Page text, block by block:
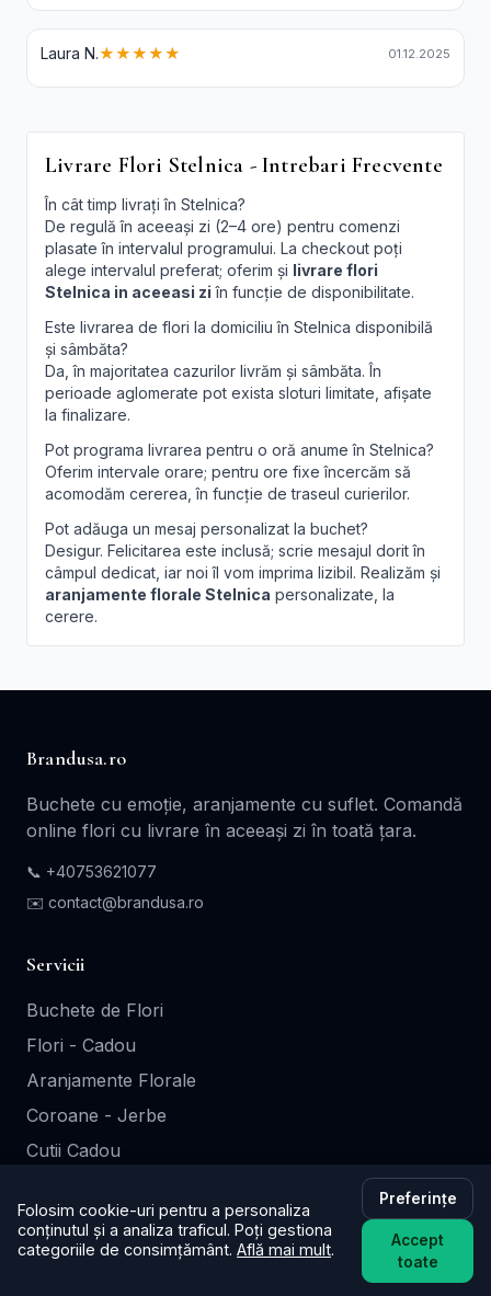
Laura N.★★★★★ 01.12.2025
Livrare Flori Stelnica - Intrebari Frecvente
În cât timp livrați în Stelnica?
De regulă în aceeași zi (2–4 ore) pentru comenzi
plasate în intervalul programului. La checkout poți
alege intervalul preferat; oferim și livrare flori
Stelnica in aceeasi zi în funcție de disponibilitate.
Este livrarea de flori la domiciliu în Stelnica disponibilă
și sâmbăta?
Da, în majoritatea cazurilor livrăm și sâmbăta. În
perioade aglomerate pot exista sloturi limitate, afișate
la finalizare.
Pot programa livrarea pentru o oră anume în Stelnica?
Oferim intervale orare; pentru ore fixe încercăm să
acomodăm cererea, în funcție de traseul curierilor.
Pot adăuga un mesaj personalizat la buchet?
Desigur. Felicitarea este inclusă; scrie mesajul dorit în
câmpul dedicat, iar noi îl vom imprima lizibil. Realizăm și
aranjamente florale Stelnica personalizate, la
cerere.
Brandusa.ro
Buchete cu emoție, aranjamente cu suflet. Comandă
online flori cu livrare în aceeași zi în toată țara.
📞 +40753621077
✉️ contact@brandusa.ro
Servicii
Buchete de Flori
Flori - Cadou
Aranjamente Florale
Coroane - Jerbe
Cutii Cadou
Informații
Contact
Folosim cookie-uri pentru a personaliza
conținutul și a analiza traficul. Poți gestiona
categoriile de consimțământ. Află mai mult.
Preferințe
Accept
toate